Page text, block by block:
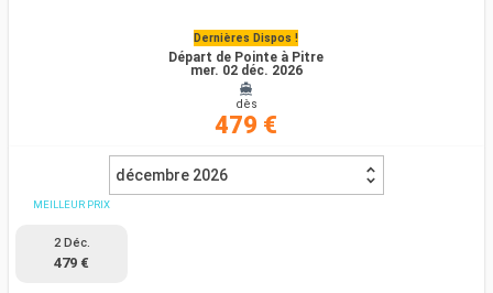
Dernières Dispos !
Départ de Pointe à Pitre
mer. 02 déc. 2026
dès
479 €
décembre 2026
MEILLEUR PRIX
2 Déc.
479 €
Compagnies
Rechercher